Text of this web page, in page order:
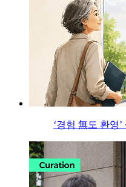
‘경험 無도 환영